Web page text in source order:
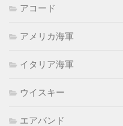
アコード
アメリカ海軍
イタリア海軍
ウイスキー
エアバンド